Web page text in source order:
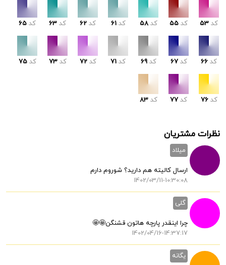
کد 53 کد 55 کد 58 کد 61 کد 62 کد 63 کد 65
کد 66 کد 67 کد 69 کد 71 کد 72 کد 73 کد 75
کد 76 کد 77 کد 83
نظرات مشتریان
میلاد
ارسال کالیته هم دارید؟ شوروم دارم
1402/03/11-10:30:08
گلی
چرا اینقدر پارچه هاتون قشنگن🤩🤩
1402/04/16-14:37:17
یگانه